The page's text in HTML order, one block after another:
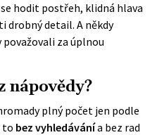
hodit postřeh, klidná hlava
drobný detail. A někdy
za úplnou
nápovědy?
plný počet jen podle
to bez vyhledávánía bez rad